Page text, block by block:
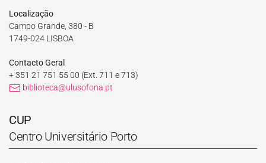
Localização
Campo Grande, 380 - B
1749-024 LISBOA
Contacto Geral
+ 351 21 751 55 00 (Ext. 711 e 713)
biblioteca@ulusofona.pt
CUP
Centro Universitário Porto